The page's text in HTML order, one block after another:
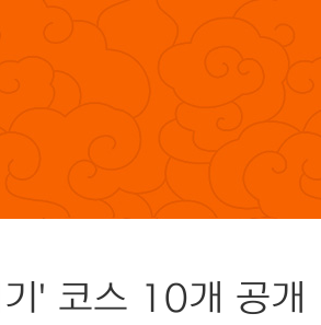
' 코스 10개 공개